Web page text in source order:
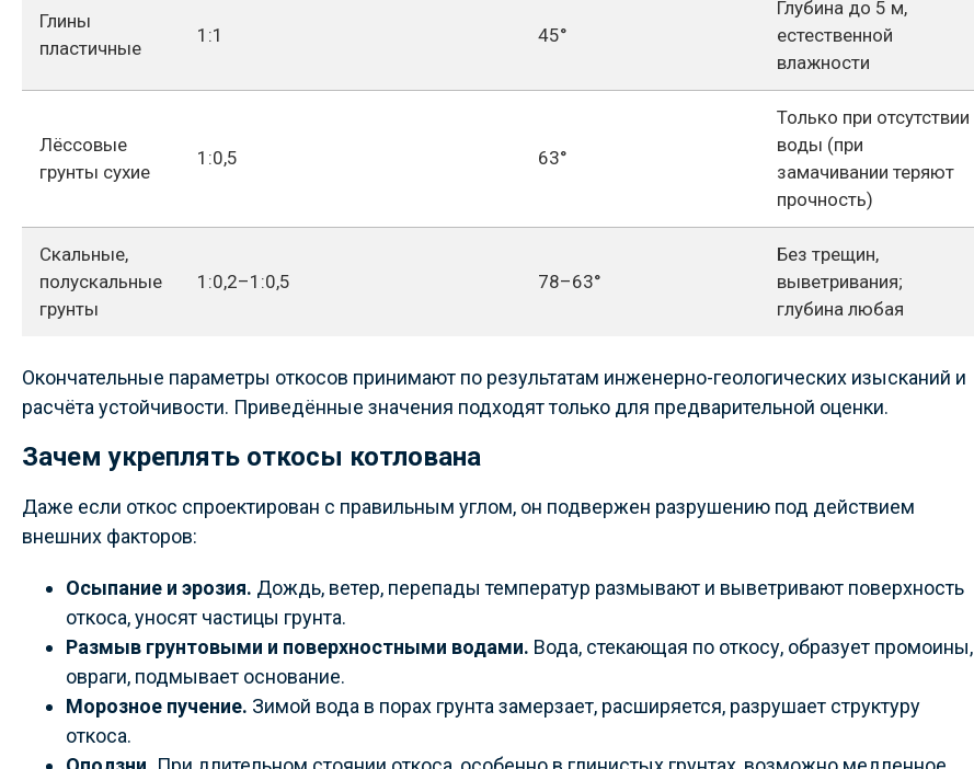
Глины
пластичные
1:1 45°
Глубина до 5 м,
естественной
влажности
Лёссовые
грунты сухие
1:0,5 63°
Только при отсутствии
воды (при
замачивании теряют
прочность)
Скальные,
полускальные
грунты
1:0,2–1:0,5 78–63°
Без трещин,
выветривания;
глубина любая
Окончательные параметры откосов принимают по результатам инженерно-геологических изысканий и
расчёта устойчивости. Приведённые значения подходят только для предварительной оценки.
Зачем укреплять откосы котлована
Даже если откос спроектирован с правильным углом, он подвержен разрушению под действием
внешних факторов:
Осыпание и эрозия. Дождь, ветер, перепады температур размывают и выветривают поверхность
откоса, уносят частицы грунта.
Размыв грунтовыми и поверхностными водами. Вода, стекающая по откосу, образует промоины,
овраги, подмывает основание.
Морозное пучение. Зимой вода в порах грунта замерзает, расширяется, разрушает структуру
откоса.